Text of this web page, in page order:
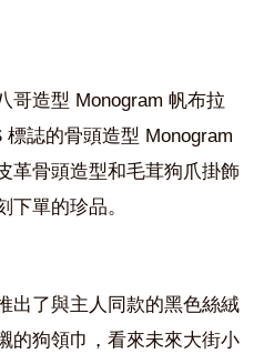
哥造型 Monogram 帆布拉
誌的骨頭造型 Monogram
革骨頭造型和毛茸狗爪掛飾
下單的珍品。
出了與主人同款的黑色絲絨
的狗領巾，看來未來大街小